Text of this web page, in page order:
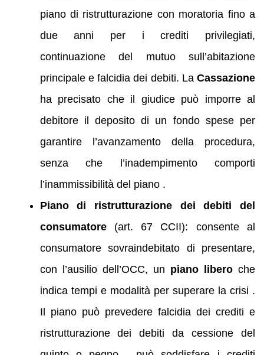
piano di ristrutturazione con moratoria fino a
due anni per i crediti privilegiati,
continuazione del mutuo sull’abitazione
principale e falcidia dei debiti. La Cassazione
ha precisato che il giudice può imporre al
debitore il deposito di un fondo spese per
garantire l’avanzamento della procedura,
senza che l’inadempimento comporti
l’inammissibilità del piano .
Piano di ristrutturazione dei debiti del
consumatore(art. 67 CCII): consente al
consumatore sovraindebitato di presentare,
con l’ausilio dell’OCC, un piano liberoche
indica tempi e modalità per superare la crisi .
Il piano può prevedere falcidia dei crediti e
ristrutturazione dei debiti da cessione del